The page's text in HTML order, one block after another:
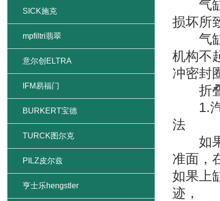
气缸
损坏所
气缸
机构不
冲密封
折叠
1.汽
法
如果
准面，
如果上
迹，
SICK施克
mpfiltri翡翠
意尔创ELTRA
IFM易福门
BURKERT宝德
TURCK图尔克
PILZ皮尔兹
亨士乐hengstler